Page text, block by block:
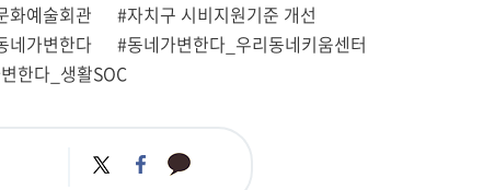
화예술회관
#자치구 시비지원기준 개선
네가변한다
#동네가변한다_우리동네키움센터
한다_생활SOC
트
위
페
이
카
카